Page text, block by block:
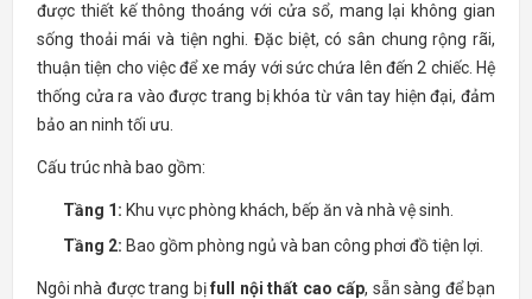
được thiết kế thông thoáng với cửa sổ, mang lại không gian
sống thoải mái và tiện nghi. Đặc biệt, có sân chung rộng rãi,
thuận tiện cho việc để xe máy với sức chứa lên đến 2 chiếc. Hệ
thống cửa ra vào được trang bị khóa từ vân tay hiện đại, đảm
bảo an ninh tối ưu.
Cấu trúc nhà bao gồm:
Tầng 1: Khu vực phòng khách, bếp ăn và nhà vệ sinh.
Tầng 2: Bao gồm phòng ngủ và ban công phơi đồ tiện lợi.
Ngôi nhà được trang bịfull nội thất cao cấp, sẵn sàng để bạn